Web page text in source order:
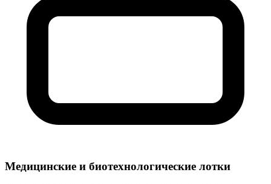
Медицинские и биотехнологические лотки